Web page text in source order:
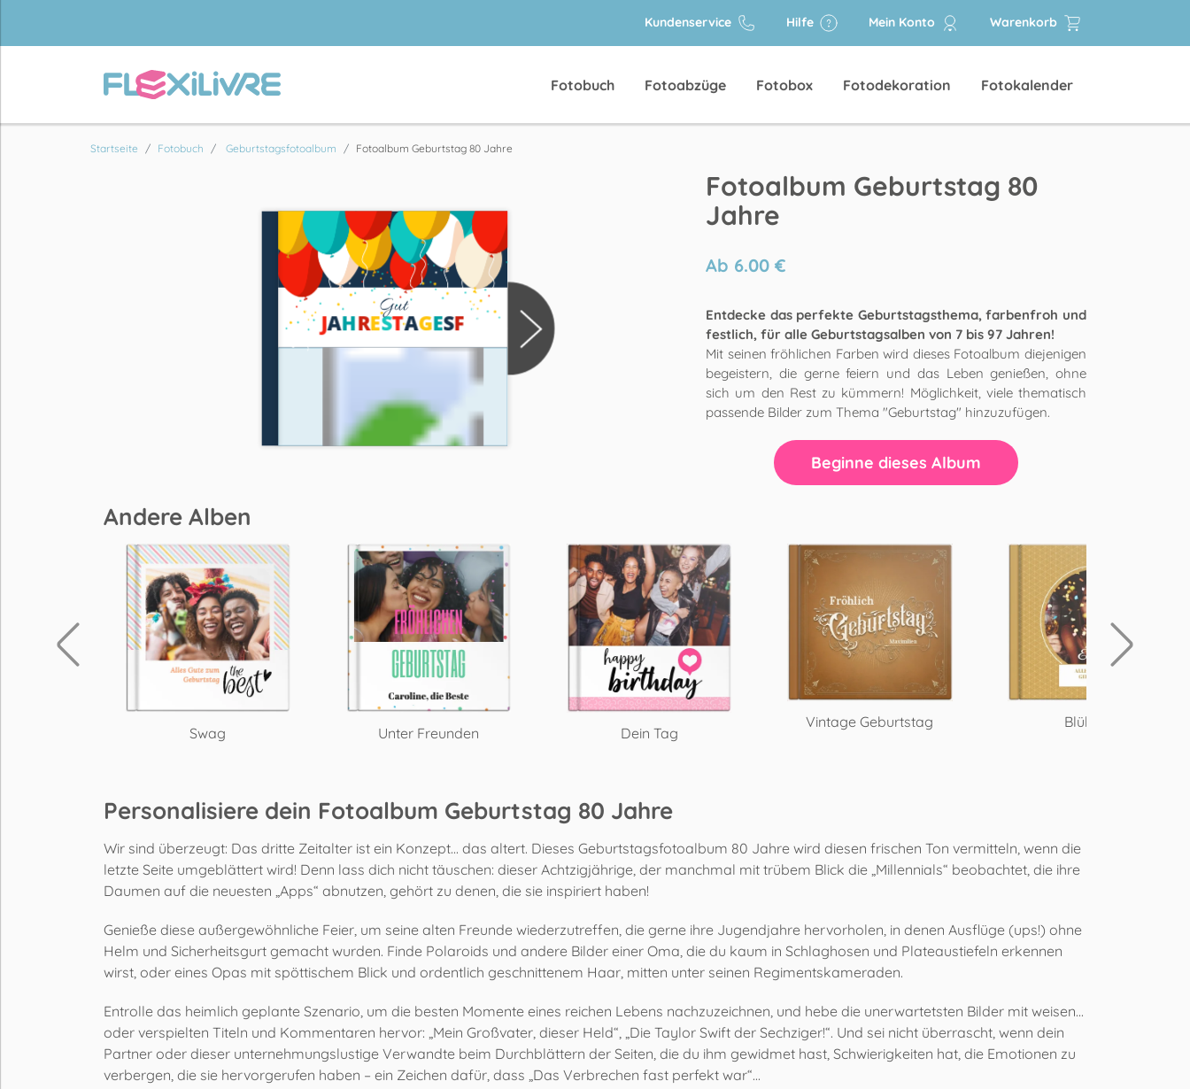
Kundenservice Hilfe Mein Konto Warenkorb
Fotobuch Fotoabzüge Fotobox Fotodekoration Fotokalender
Startseite Fotobuch Geburtstagsfotoalbum Fotoalbum Geburtstag 80 Jahre
Fotoalbum Geburtstag 80
Jahre
Ab 6.00 €
Entdecke das perfekte Geburtstagsthema, farbenfroh und
festlich, für alle Geburtstagsalben von 7 bis 97 Jahren!
Mit seinen fröhlichen Farben wird dieses Fotoalbum diejenigen
begeistern, die gerne feiern und das Leben genießen, ohne
sich um den Rest zu kümmern! Möglichkeit, viele thematisch
passende Bilder zum Thema "Geburtstag" hinzuzufügen.
Beginne dieses Album
Andere Alben
Swag Unter Freunden Dein Tag
Vintage Geburtstag Blühend
Personalisiere dein Fotoalbum Geburtstag 80 Jahre
Wir sind überzeugt: Das dritte Zeitalter ist ein Konzept... das altert. Dieses Geburtstagsfotoalbum 80 Jahre wird diesen frischen Ton vermitteln, wenn die
letzte Seite umgeblättert wird! Denn lass dich nicht täuschen: dieser Achtzigjährige, der manchmal mit trübem Blick die „Millennials“ beobachtet, die ihre
Daumen auf die neuesten „Apps“ abnutzen, gehört zu denen, die sie inspiriert haben!
Genieße diese außergewöhnliche Feier, um seine alten Freunde wiederzutreffen, die gerne ihre Jugendjahre hervorholen, in denen Ausflüge (ups!) ohne
Helm und Sicherheitsgurt gemacht wurden. Finde Polaroids und andere Bilder einer Oma, die du kaum in Schlaghosen und Plateaustiefeln erkennen
wirst, oder eines Opas mit spöttischem Blick und ordentlich geschnittenem Haar, mitten unter seinen Regimentskameraden.
Entrolle das heimlich geplante Szenario, um die besten Momente eines reichen Lebens nachzuzeichnen, und hebe die unerwartetsten Bilder mit weisen...
oder verspielten Titeln und Kommentaren hervor: „Mein Großvater, dieser Held“, „Die Taylor Swift der Sechziger!“. Und sei nicht überrascht, wenn dein
Partner oder dieser unternehmungslustige Verwandte beim Durchblättern der Seiten, die du ihm gewidmet hast, Schwierigkeiten hat, die Emotionen zu
verbergen, die sie hervorgerufen haben – ein Zeichen dafür, dass „Das Verbrechen fast perfekt war“...